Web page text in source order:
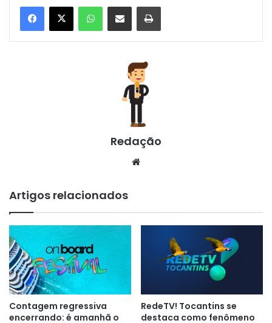
WhatsApp
Compartilhar via e-mail Imprimir
Redação
Artigos relacionados
Contagem regressiva
encerrando: é amanhã o
RedeTV! Tocantins se
destaca como fenômeno